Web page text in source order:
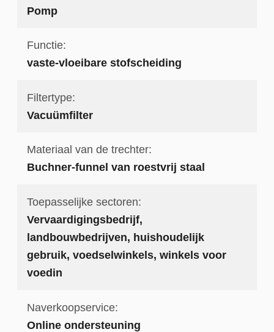
Pomp
Functie:
vaste-vloeibare stofscheiding
Filtertype:
Vacuümfilter
Materiaal van de trechter:
Buchner-funnel van roestvrij staal
Toepasselijke sectoren:
Vervaardigingsbedrijf,
landbouwbedrijven, huishoudelijk
gebruik, voedselwinkels, winkels voor
voedin
Naverkoopservice:
Online ondersteuning